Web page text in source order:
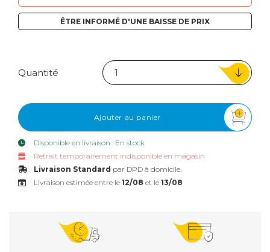
ÊTRE INFORMÉ D'UNE BAISSE DE PRIX
Quantité
Ajouter au panier
Disponible en livraison : En stock
Retrait temporairement indisponible en magasin
Livraison Standard par DPD à domicile.
Livraison estimée entre le 12/08 et le 13/08